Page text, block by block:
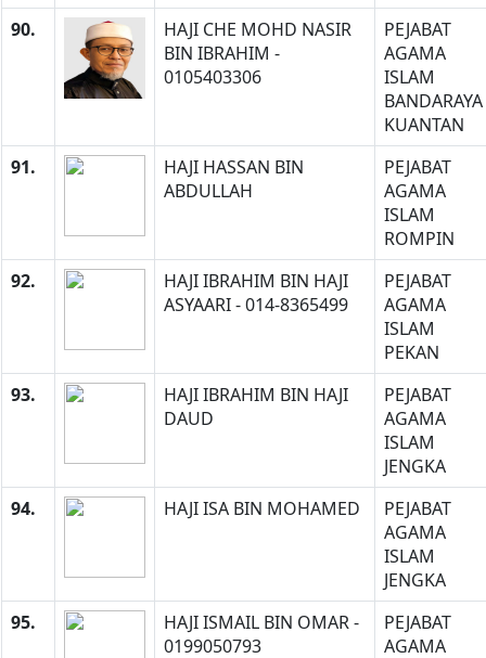
90.
HAJI CHE MOHD NASIR
BIN IBRAHIM -
0105403306
PEJABAT
AGAMA
ISLAM
BANDARAYA
KUANTAN
91.
HAJI HASSAN BIN
ABDULLAH
PEJABAT
AGAMA
ISLAM
ROMPIN
92.
HAJI IBRAHIM BIN HAJI
ASYAARI - 014-8365499
PEJABAT
AGAMA
ISLAM
PEKAN
93.
HAJI IBRAHIM BIN HAJI
DAUD
PEJABAT
AGAMA
ISLAM
JENGKA
94.
HAJI ISA BIN MOHAMED
PEJABAT
AGAMA
ISLAM
JENGKA
95.
HAJI ISMAIL BIN OMAR -
0199050793
PEJABAT
AGAMA